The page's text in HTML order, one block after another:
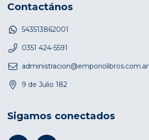
Contactános
543513862001
0351 424-5591
administracion@emporiolibros.com.ar
9 de Julio 182
Sigamos conectados